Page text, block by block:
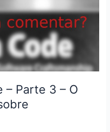
– Parte 3 – O